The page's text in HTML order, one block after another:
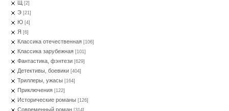
Щ [2]
Э [21]
Ю [4]
Я [6]
Классика отечественная [106]
Классика зарубежная [101]
Фантастика, фэнтези [629]
Детективы, боевики [404]
Триллеры, ужасы [164]
Приключения [122]
Исторические романы [126]
Современный роман [314]